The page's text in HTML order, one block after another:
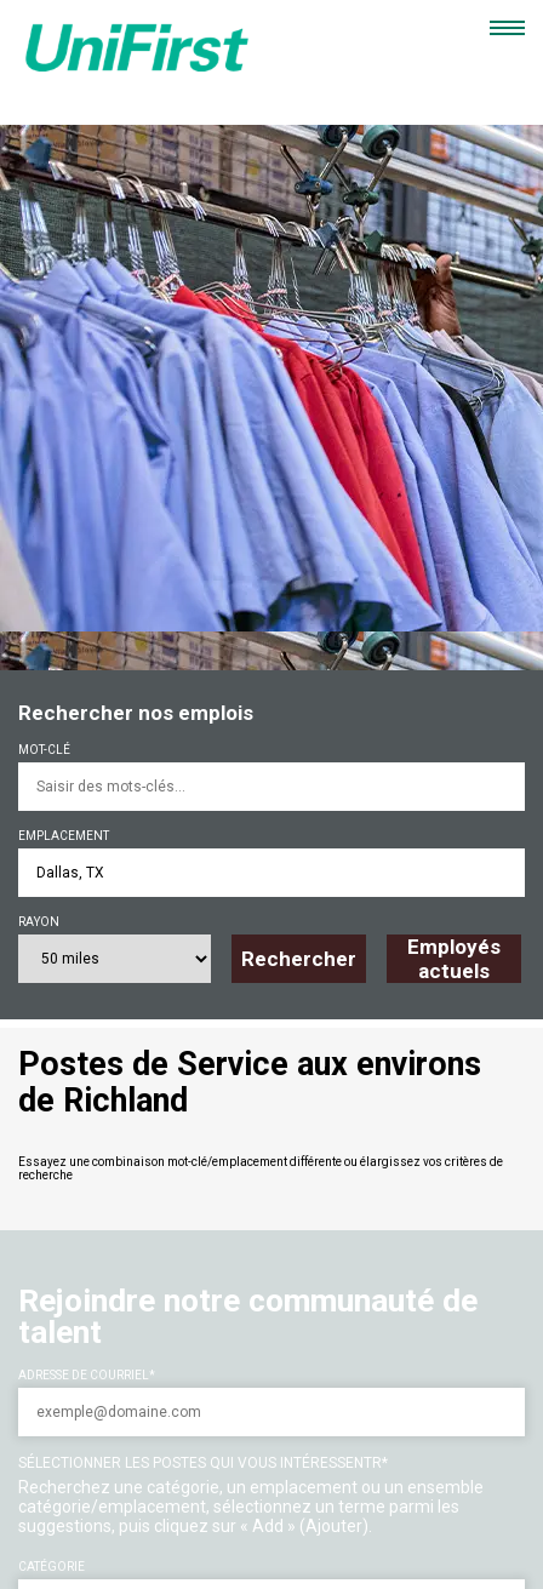
Rechercher nos emplois
MOT-CLÉ
EMPLACEMENT
RAYON
Rechercher
Employés
actuels
Postes de Service aux environs
de Richland
Essayez une combinaison mot-clé/emplacement différente ou élargissez vos critères de
recherche
Rejoindre notre communauté de
talent
ADRESSE DE COURRIEL
SÉLECTIONNER LES POSTES QUI VOUS INTÉRESSENTR
Recherchez une catégorie, un emplacement ou un ensemble
catégorie/emplacement, sélectionnez un terme parmi les
suggestions, puis cliquez sur « Add » (Ajouter).
CATÉGORIE